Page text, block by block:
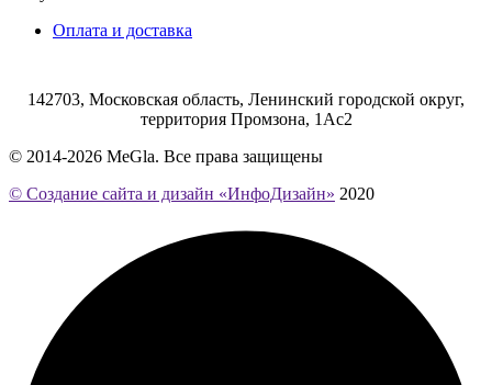
Оплата и доставка
142703, Московская область, Ленинский городской округ,
территория Промзона, 1Ас2
© 2014-2026 MeGla. Все права защищены
© Создание сайта и дизайн «ИнфоДизайн» 2020